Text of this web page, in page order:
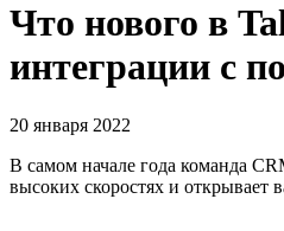
Что нового в
интеграции с
20 января 2022
В самом начале года команда
высоких скоростях и открывает